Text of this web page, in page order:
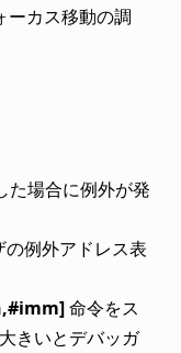
ーカス移動の調
た場合に例外が発
例外アドレス表
命令をス
きいとデバッガ